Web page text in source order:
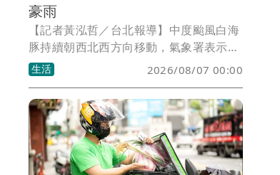
豪雨
【記者黃泓哲／台北報導】中度颱風白海
豚持續朝西北西方向移動，氣象署表示，
颱風中心預計於8月7日接近琉球群島，最
快將在7日下午發布海上颱風警報。至於
是否需要發布陸上颱風警報，仍須觀察颱
風後續路徑是否南偏，以及暴風圈是否接
近馬祖等地區。根據最新預測，白海豚最
接近台灣的時間將落在週末兩天，北部及
中部山區須特別留意強降雨。
生活 2026/08/07 00:00